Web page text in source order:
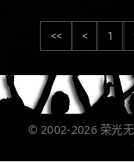
<< < 1
© 2002-2026 荣光